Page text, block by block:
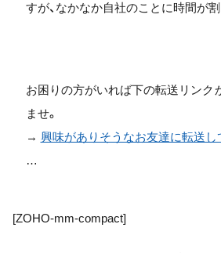
すが、なかなか自社のことに時間が
お困りの方がいれば下の転送リンク
ませ。
→ 興味がありそうなお友達に転送し
…
[ZOHO-mm-compact]